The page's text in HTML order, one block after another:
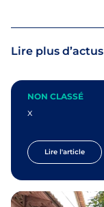
Lire plus d’actus
NON CLASSÉ
x
Lire l'article